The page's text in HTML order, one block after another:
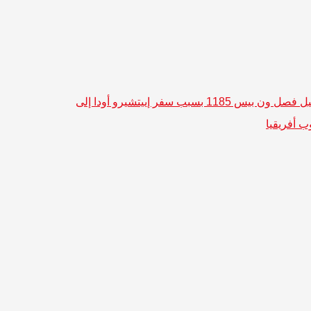
تأجيل فصل ون بيس 1185 بسبب سفر إييتشيرو أودا إلى
أفريقيا